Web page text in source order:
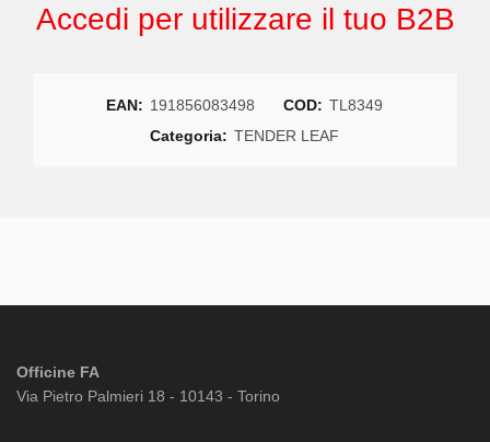
Accedi per utilizzare il tuo B2B
EAN: 191856083498 COD: TL8349
Categoria: TENDER LEAF
Officine FA
Via Pietro Palmieri 18 - 10143 - Torino